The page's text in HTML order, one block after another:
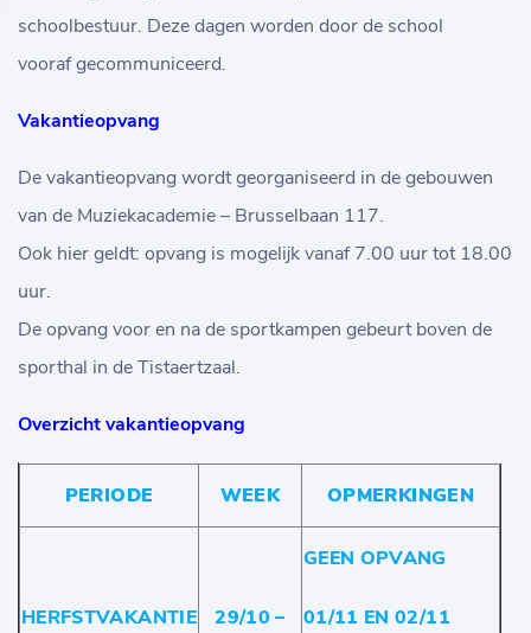
schoolbestuur. Deze dagen worden door de school
vooraf gecommuniceerd.
Vakantieopvang
De vakantieopvang wordt georganiseerd in de gebouwen
van de Muziekacademie – Brusselbaan 117.
Ook hier geldt: opvang is mogelijk vanaf 7.00 uur tot 18.00
uur.
De opvang voor en na de sportkampen gebeurt boven de
sporthal in de Tistaertzaal.
Overzicht vakantieopvang
PERIODE WEEK OPMERKINGEN
HERFSTVAKANTIE 29/10 –
GEEN OPVANG
01/11 EN 02/11